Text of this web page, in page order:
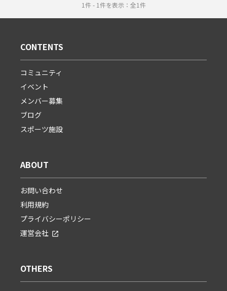
1件 - 1件を表示：全1件
CONTENTS
コミュニティ
イベント
メンバー募集
ブログ
スポーツ施設
ABOUT
お問い合わせ
利用規約
プライバシーポリシー
運営会社
OTHERS